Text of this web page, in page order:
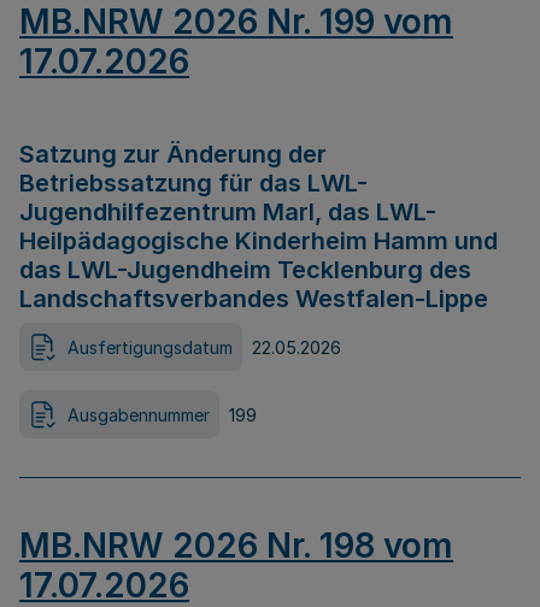
MB.NRW 2026 Nr. 199 vom
17.07.2026
Satzung zur Änderung der
Betriebssatzung für das LWL-
Jugendhilfezentrum Marl, das LWL-
Heilpädagogische Kinderheim Hamm und
das LWL-Jugendheim Tecklenburg des
Landschaftsverbandes Westfalen-Lippe
Ausfertigungsdatum 22.05.2026
Ausgabennummer 199
MB.NRW 2026 Nr. 198 vom
17.07.2026